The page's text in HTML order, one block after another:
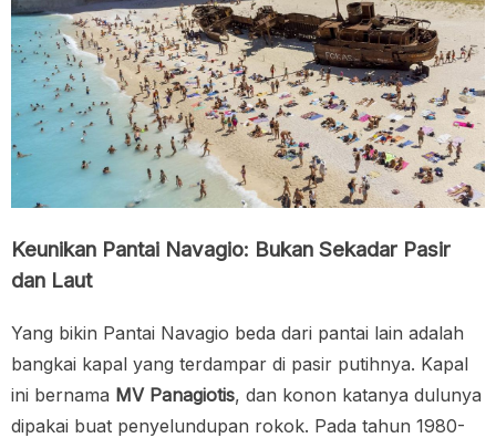
Keunikan Pantai Navagio: Bukan Sekadar Pasir
dan Laut
Yang bikin Pantai Navagio beda dari pantai lain adalah
bangkai kapal yang terdampar di pasir putihnya. Kapal
ini bernama MV Panagiotis, dan konon katanya dulunya
dipakai buat penyelundupan rokok. Pada tahun 1980-